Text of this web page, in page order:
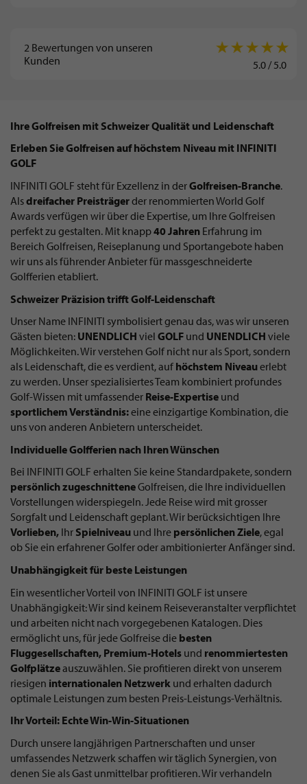
2 Bewertungen von unseren
Kunden
5.0/5.0
Ihre Golfreisen mit Schweizer Qualität und Leidenschaft
Erleben Sie Golfreisen auf höchstem Niveau mit INFINITI
GOLF
INFINITI GOLF steht für Exzellenz in derGolfreisen-Branche.
Alsdreifacher Preisträgerder renommierten World Golf
Awards verfügen wir über die Expertise, um Ihre Golfreisen
perfekt zu gestalten. Mit knapp40 Jahren Erfahrung im
Bereich Golfreisen, Reiseplanung und Sportangebote haben
wir uns als führender Anbieter für massgeschneiderte
Golfferien etabliert.
Schweizer Präzision trifft Golf-Leidenschaft
Unser Name INFINITI symbolisiert genau das, was wir unseren
Gästen bieten: UNENDLICH viel GOLF und UNENDLICH viele
Möglichkeiten. Wir verstehen Golf nicht nur als Sport, sondern
als Leidenschaft, die es verdient, auf höchstem Niveauerlebt
zu werden. Unser spezialisiertes Team kombiniert profundes
Golf-Wissen mit umfassender Reise-Expertise und
sportlichem Verständnis:eine einzigartige Kombination, die
uns von anderen Anbietern unterscheidet.
Individuelle Golfferien nach Ihren Wünschen
Bei INFINITI GOLF erhalten Sie keine Standardpakete, sondern
persönlich zugeschnitteneGolfreisen, die Ihre individuellen
Vorstellungen widerspiegeln. Jede Reise wird mit grosser
Sorgfalt und Leidenschaft geplant. Wir berücksichtigen Ihre
Vorlieben, Ihr Spielniveau und Ihre persönlichen Ziele, egal
ob Sie ein erfahrener Golfer oder ambitionierter Anfänger sind.
Unabhängigkeit für beste Leistungen
Ein wesentlicher Vorteil von INFINITI GOLF ist unsere
Unabhängigkeit: Wir sind keinem Reiseveranstalter verpflichtet
und arbeiten nicht nach vorgegebenen Katalogen. Dies
ermöglicht uns, für jede Golfreise die besten
Fluggesellschaften, Premium-Hotels und renommiertesten
Golfplätzeauszuwählen. Sie profitieren direkt von unserem
riesigen internationalen Netzwerk und erhalten dadurch
optimale Leistungen zum besten Preis-Leistungs-Verhältnis.
Ihr Vorteil: Echte Win-Win-Situationen
Durch unsere langjährigen Partnerschaften und unser
umfassendes Netzwerk schaffen wir täglich Synergien, von
denen Sie als Gast unmittelbar profitieren. Wir verhandeln